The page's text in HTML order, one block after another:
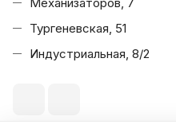
Механизаторов, 7
Тургеневская, 51
Индустриальная, 8/2